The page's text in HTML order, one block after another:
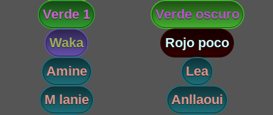
Verde 1
Verde oscuro
Waka
Rojo poco
Amine
Lea
M lanie
Anllaoui